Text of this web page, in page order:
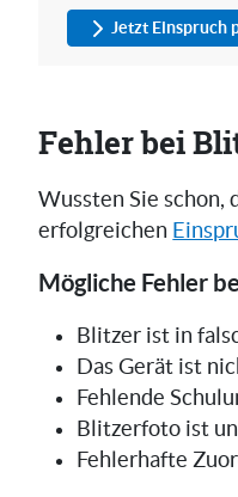
Jetzt Einspruch
Fehler bei
Wussten Sie schon,
erfolgreichen
Mögliche Fehler
Blitzer ist in
Das Gerät ist
Fehlende
Blitzerfoto ist
Fehlerhafte